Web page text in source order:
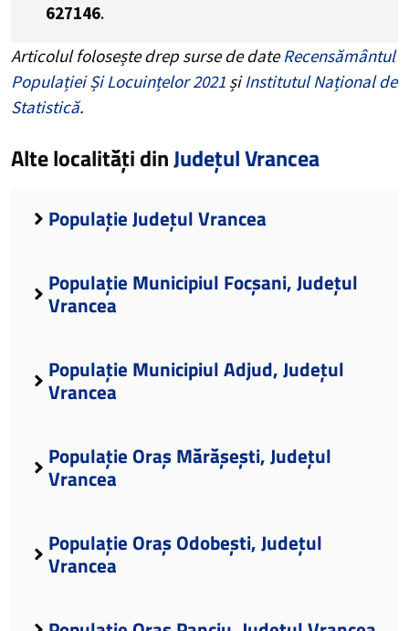
627146.
Articolul folosește drep surse de dateRecensământul
Populației Și Locuințelor 2021 șiInstitutul Național de
Statistică.
Alte localități dinJudețul Vrancea
Populație Județul Vrancea
Populație Municipiul Focșani, Județul
Vrancea
Populație Municipiul Adjud, Județul
Vrancea
Populație Oraș Mărășești, Județul
Vrancea
Populație Oraș Odobești, Județul
Vrancea